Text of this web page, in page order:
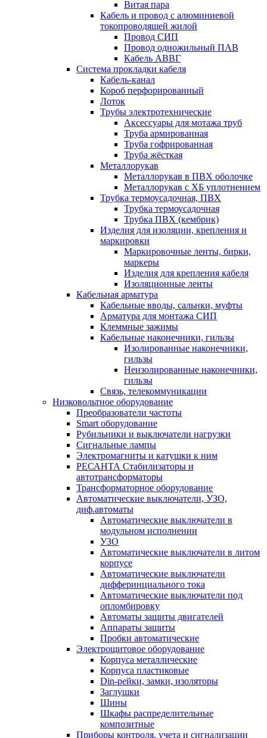
Витая пара
Кабель и провод с алюминиевой
токопроводящей жилой
Провод СИП
Провод одножильный ПАВ
Кабель АВВГ
Система прокладки кабеля
Кабель-канал
Короб перфорированный
Лоток
Трубы электротехнические
Аксессуары для мотажа труб
Труба армированная
Труба гофрированная
Труба жёсткая
Металлорукав
Металлорукав в ПВХ оболочке
Металлорукав с ХБ уплотнением
Трубка термоусадочная, ПВХ
Трубка термоусадочная
Трубка ПВХ (кембрик)
Изделия для изоляции, крепления и
маркировки
Маркировочные ленты, бирки,
маркеры
Изделия для крепления кабеля
Изоляционные ленты
Кабельная арматура
Кабельные вводы, сальнки, муфты
Арматура для монтажа СИП
Клеммные зажимы
Кабельные наконечники, гильзы
Изолированные наконечники,
гильзы
Неизолированные наконечники,
гильзы
Связь, телекоммуникации
Низковольтное оборудование
Преобразователи частоты
Smart оборудование
Рубильники и выключатели нагрузки
Сигнальные лампы
Электромагниты и катушки к ним
РЕСАНТА Стабилизаторы и
автотрансформаторы
Трансформаторное оборудование
Автоматические выключатели, УЗО,
диф.автоматы
Автоматические выключатели в
модульном исполнении
УЗО
Автоматические выключатели в литом
корпусе
Автоматические выключатели
дифферинциального тока
Автоматические выключатели под
опломбировку
Автоматы защиты двигателей
Аппараты защиты
Пробки автоматические
Электрощитовое оборудование
Корпуса металлические
Корпуса пластиковые
Din-рейки, замки, изоляторы
Заглушки
Шины
Шкафы распределительные
композитные
Приборы контроля, учета и сигнализации